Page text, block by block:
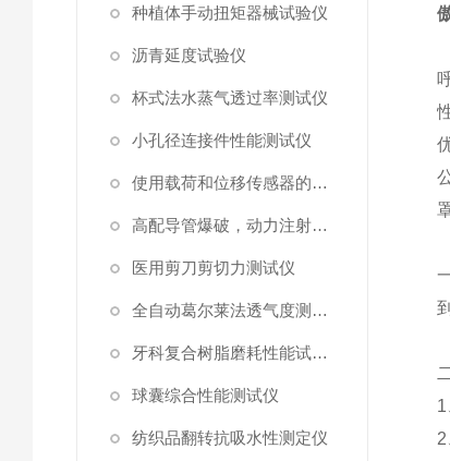
种植体手动扭矩器械试验仪
沥青延度试验仪
杯式法水蒸气透过率测试仪
小孔径连接件性能测试仪
使用载荷和位移传感器的塑料高速穿刺特性测试仪
高配导管爆破，动力注射中流量及压力测试仪
医用剪刀剪切力测试仪
全自动葛尔莱法透气度测试仪
牙科复合树脂磨耗性能试验仪
球囊综合性能测试仪
纺织品翻转抗吸水性测定仪
1
2